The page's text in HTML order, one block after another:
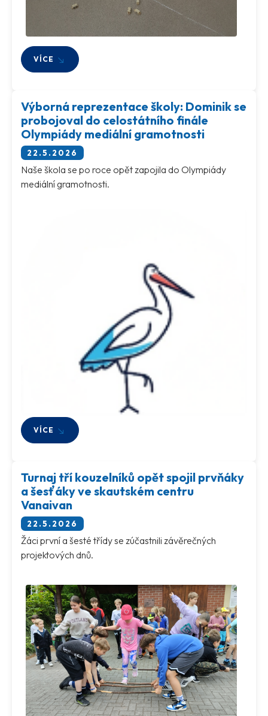
VÍCE
Výborná reprezentace školy: Dominik se
probojoval do celostátního finále
Olympiády mediální gramotnosti
22.5.2026
Naše škola se po roce opět zapojila do Olympiády
mediální gramotnosti.
VÍCE
Turnaj tří kouzelníků opět spojil prvňáky
a šesťáky ve skautském centru
Vanaivan
22.5.2026
Žáci první a šesté třídy se zúčastnili závěrečných
projektových dnů.